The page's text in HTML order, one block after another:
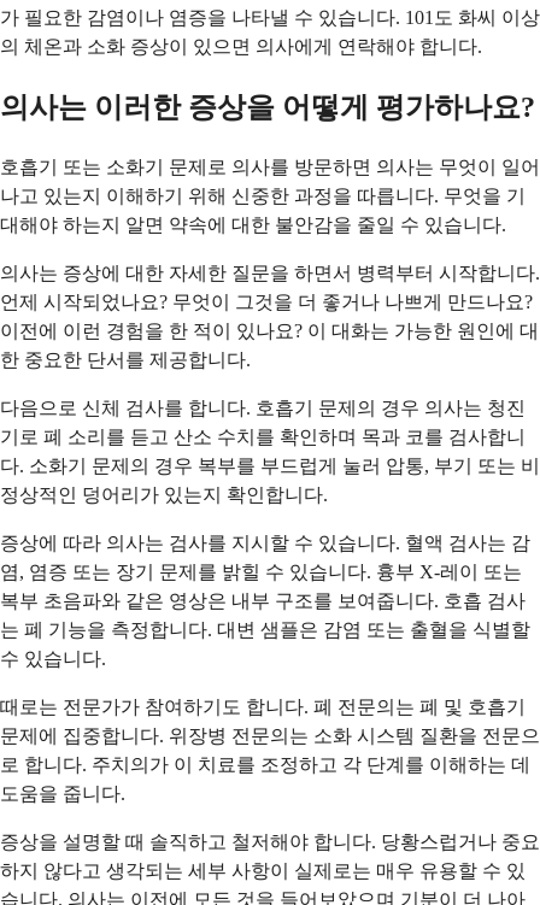
가 필요한 감염이나 염증을 나타낼 수 있습니다. 101도 화씨 이상
의 체온과 소화 증상이 있으면 의사에게 연락해야 합니다.
의사는 이러한 증상을 어떻게 평가하나요?
호흡기 또는 소화기 문제로 의사를 방문하면 의사는 무엇이 일어
나고 있는지 이해하기 위해 신중한 과정을 따릅니다. 무엇을 기
대해야 하는지 알면 약속에 대한 불안감을 줄일 수 있습니다.
의사는 증상에 대한 자세한 질문을 하면서 병력부터 시작합니다.
언제 시작되었나요? 무엇이 그것을 더 좋거나 나쁘게 만드나요?
이전에 이런 경험을 한 적이 있나요? 이 대화는 가능한 원인에 대
한 중요한 단서를 제공합니다.
다음으로 신체 검사를 합니다. 호흡기 문제의 경우 의사는 청진
기로 폐 소리를 듣고 산소 수치를 확인하며 목과 코를 검사합니
다. 소화기 문제의 경우 복부를 부드럽게 눌러 압통, 부기 또는 비
정상적인 덩어리가 있는지 확인합니다.
증상에 따라 의사는 검사를 지시할 수 있습니다. 혈액 검사는 감
염, 염증 또는 장기 문제를 밝힐 수 있습니다. 흉부 X-레이 또는
복부 초음파와 같은 영상은 내부 구조를 보여줍니다. 호흡 검사
는 폐 기능을 측정합니다. 대변 샘플은 감염 또는 출혈을 식별할
수 있습니다.
때로는 전문가가 참여하기도 합니다. 폐 전문의는 폐 및 호흡기
문제에 집중합니다. 위장병 전문의는 소화 시스템 질환을 전문으
로 합니다. 주치의가 이 치료를 조정하고 각 단계를 이해하는 데
도움을 줍니다.
증상을 설명할 때 솔직하고 철저해야 합니다. 당황스럽거나 중요
하지 않다고 생각되는 세부 사항이 실제로는 매우 유용할 수 있
습니다. 의사는 이전에 모든 것을 들어보았으며 기분이 더 나아